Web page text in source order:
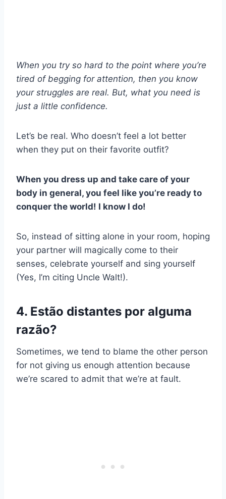
When you try so hard to the point where you’re
tired of begging for attention, then you know
your struggles are real. But, what you need is
just a little confidence.
Let’s be real. Who doesn’t feel a lot better
when they put on their favorite outfit?
When you dress up and take care of your
body in general, you feel like you’re ready to
conquer the world! I know I do!
So, instead of sitting alone in your room, hoping
your partner will magically come to their
senses, celebrate yourself and sing yourself
(Yes, I’m citing Uncle Walt!).
4. Estão distantes por alguma
razão?
Sometimes, we tend to blame the other person
for not giving us enough attention because
we’re scared to admit that we’re at fault.